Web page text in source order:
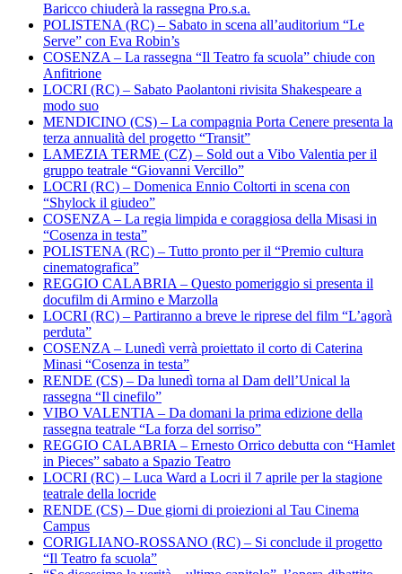
Baricco chiuderà la rassegna Pro.s.a.
POLISTENA (RC) – Sabato in scena all’auditorium “Le
Serve” con Eva Robin’s
COSENZA – La rassegna “Il Teatro fa scuola” chiude con
Anfitrione
LOCRI (RC) – Sabato Paolantoni rivisita Shakespeare a
modo suo
MENDICINO (CS) – La compagnia Porta Cenere presenta la
terza annualità del progetto “Transit”
LAMEZIA TERME (CZ) – Sold out a Vibo Valentia per il
gruppo teatrale “Giovanni Vercillo”
LOCRI (RC) – Domenica Ennio Coltorti in scena con
“Shylock il giudeo”
COSENZA – La regia limpida e coraggiosa della Misasi in
“Cosenza in testa”
POLISTENA (RC) – Tutto pronto per il “Premio cultura
cinematografica”
REGGIO CALABRIA – Questo pomeriggio si presenta il
docufilm di Armino e Marzolla
LOCRI (RC) – Partiranno a breve le riprese del film “L’agorà
perduta”
COSENZA – Lunedì verrà proiettato il corto di Caterina
Minasi “Cosenza in testa”
RENDE (CS) – Da lunedì torna al Dam dell’Unical la
rassegna “Il cinefilo”
VIBO VALENTIA – Da domani la prima edizione della
rassegna teatrale “La forza del sorriso”
REGGIO CALABRIA – Ernesto Orrico debutta con “Hamlet
in Pieces” sabato a Spazio Teatro
LOCRI (RC) – Luca Ward a Locri il 7 aprile per la stagione
teatrale della locride
RENDE (CS) – Due giorni di proiezioni al Tau Cinema
Campus
CORIGLIANO-ROSSANO (RC) – Si conclude il progetto
“Il Teatro fa scuola”